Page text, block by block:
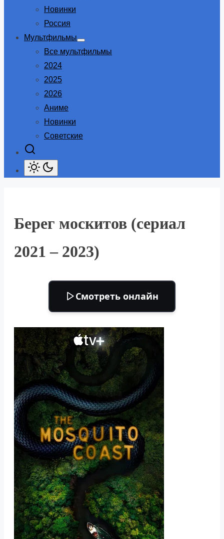
Новинки
Россия
Мультфильмы
Show
sub
Все мультфильмы
2024
2025
2026
Аниме
Новинки
Советские
Берег москитов (сериал
2021 – 2023)
Смотреть онлайн